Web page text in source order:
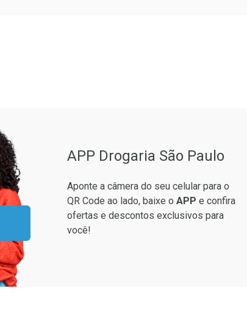
ofertas:
APP Drogaria São Paulo
Aponte a câmera do seu celular para o
QR Code ao lado, baixe o APP e confira
ofertas e descontos exclusivos para
você!